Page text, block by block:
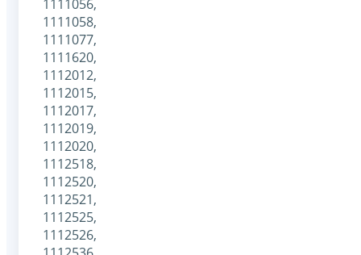
1111056,
1111058,
1111077,
1111620,
1112012,
1112015,
1112017,
1112019,
1112020,
1112518,
1112520,
1112521,
1112525,
1112526,